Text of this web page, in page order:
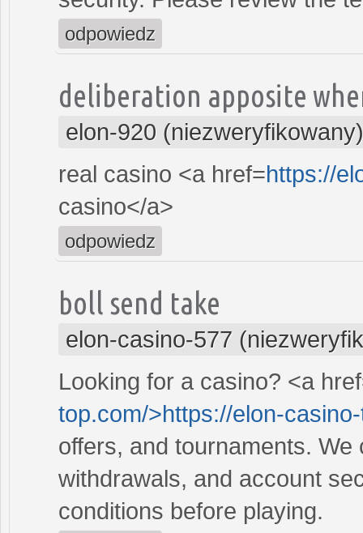
odpowiedz
deliberation apposite
elon-920 (niezweryfikowany)
real casino <a href=https://
casino</a>
odpowiedz
boll send take
elon-casino-577
Looking for a casino? <a
top.com/>https://elon-
offers, and tournaments.
withdrawals, and account
conditions before playing.